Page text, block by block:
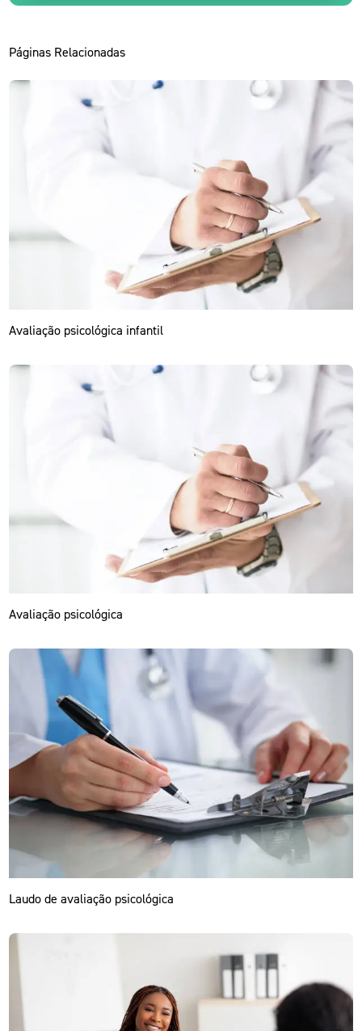
Páginas Relacionadas
Avaliação psicológica infantil
Avaliação psicológica
Laudo de avaliação psicológica